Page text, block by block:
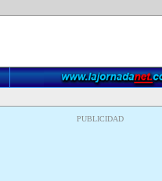
PUBLICIDAD